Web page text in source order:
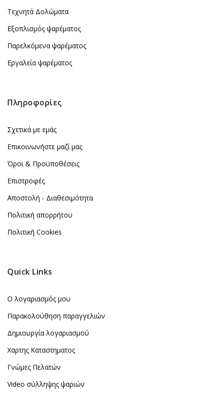
Τεχνητά Δολώματα
Εξοπλισμός ψαρέματος
Παρελκόμενα ψαρέματος
Εργαλεία ψαρέματος
Πληροφορίες
Σχετικά με εμάς
Επικοινωνήστε μαζί μας
Όροι & Προϋποθέσεις
Επιστροφές
Αποστολή - Διαθεσιμότητα
Πολιτική απορρήτου
Πολιτική Cookies
Quick Links
Ο λογαριασμός μου
Παρακολούθηση παραγγελιών
Δημιουργία λογαριασμού
Χαρτης Καταστηματος
Γνώμες Πελατών
Video σύλληψης ψαριών